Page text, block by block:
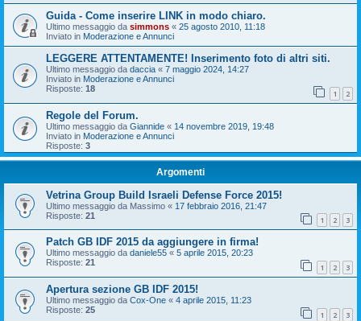
Guida - Come inserire LINK in modo chiaro.
Ultimo messaggio da simmons « 25 agosto 2010, 11:18
Inviato in Moderazione e Annunci
LEGGERE ATTENTAMENTE! Inserimento foto di altri siti.
Ultimo messaggio da daccia « 7 maggio 2024, 14:27
Inviato in Moderazione e Annunci
Risposte: 18 1 2
Regole del Forum.
Ultimo messaggio da Giannide « 14 novembre 2019, 19:48
Inviato in Moderazione e Annunci
Risposte: 3
Argomenti
Vetrina Group Build Israeli Defense Force 2015!
Ultimo messaggio da Massimo « 17 febbraio 2016, 21:47
Risposte: 21 1 2 3
Patch GB IDF 2015 da aggiungere in firma!
Ultimo messaggio da daniele55 « 5 aprile 2015, 20:23
Risposte: 21 1 2 3
Apertura sezione GB IDF 2015!
Ultimo messaggio da Cox-One « 4 aprile 2015, 11:23
Risposte: 25 1 2 3